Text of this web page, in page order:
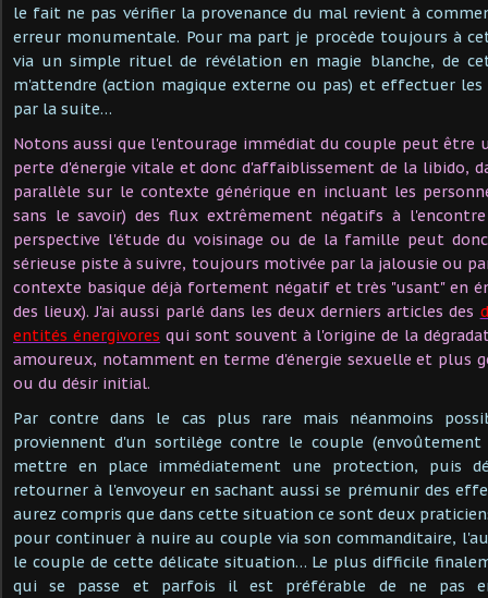
le fait ne pas vérifier la provenance du mal revient à
erreur monumentale. Pour ma part je procède toujours à
via un simple rituel de révélation en magie blanche, de
m'attendre (action magique externe ou pas) et effectuer
par la suite…
Notons aussi que l'entourage immédiat du couple peut être
perte d'énergie vitale et donc d'affaiblissement de la libido,
parallèle sur le contexte générique en incluant les
sans le savoir) des flux extrêmement négatifs à
perspective l'étude du voisinage ou de la famille peut
sérieuse piste à suivre, toujours motivée par la jalousie ou
contexte basique déjà fortement négatif et très "usant" en
des lieux). J'ai aussi parlé dans les deux derniers articles des
entités énergivores qui sont souvent à l'origine de la
amoureux, notamment en terme d'énergie sexuelle et plus
ou du désir initial.
Par contre dans le cas plus rare mais néanmoins
proviennent d'un sortilège contre le couple
mettre en place immédiatement une protection, puis
retourner à l'envoyeur en sachant aussi se prémunir des
aurez compris que dans cette situation ce sont deux
pour continuer à nuire au couple via son commanditaire,
le couple de cette délicate situation… Le plus difficile
qui se passe et parfois il est préférable de ne pas